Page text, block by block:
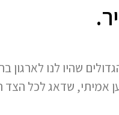
שהיו לנו
אמיתי, שדאג לכל הצד